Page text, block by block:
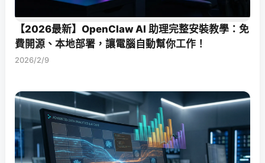
【2026最新】OpenClaw AI 助理完整安裝教學：免
費開源、本地部署，讓電腦自動幫你工作！
2026/2/9